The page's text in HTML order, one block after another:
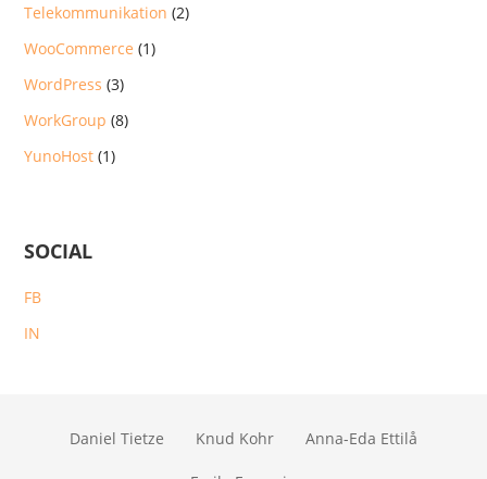
Telekommunikation (2)
WooCommerce (1)
WordPress (3)
WorkGroup (8)
YunoHost (1)
SOCIAL
FB
IN
Daniel Tietze Knud Kohr Anna-Eda Ettilå